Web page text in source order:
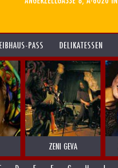
PASS DELIKATESSEN
ZENI GEVA